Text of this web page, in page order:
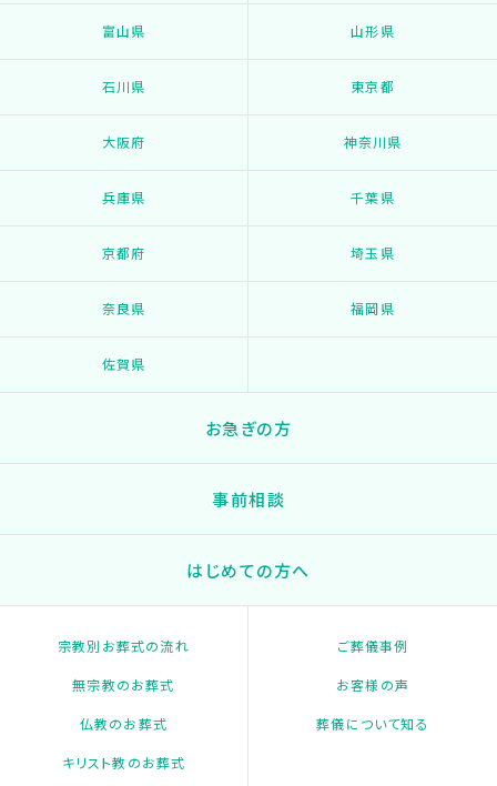
富山県 山形県
石川県 東京都
大阪府 神奈川県
兵庫県 千葉県
京都府 埼玉県
奈良県 福岡県
佐賀県
お急ぎの方
事前相談
はじめての方へ
宗教別お葬式の流れ
無宗教のお葬式
仏教のお葬式
キリスト教のお葬式
ご葬儀事例
お客様の声
葬儀について知る